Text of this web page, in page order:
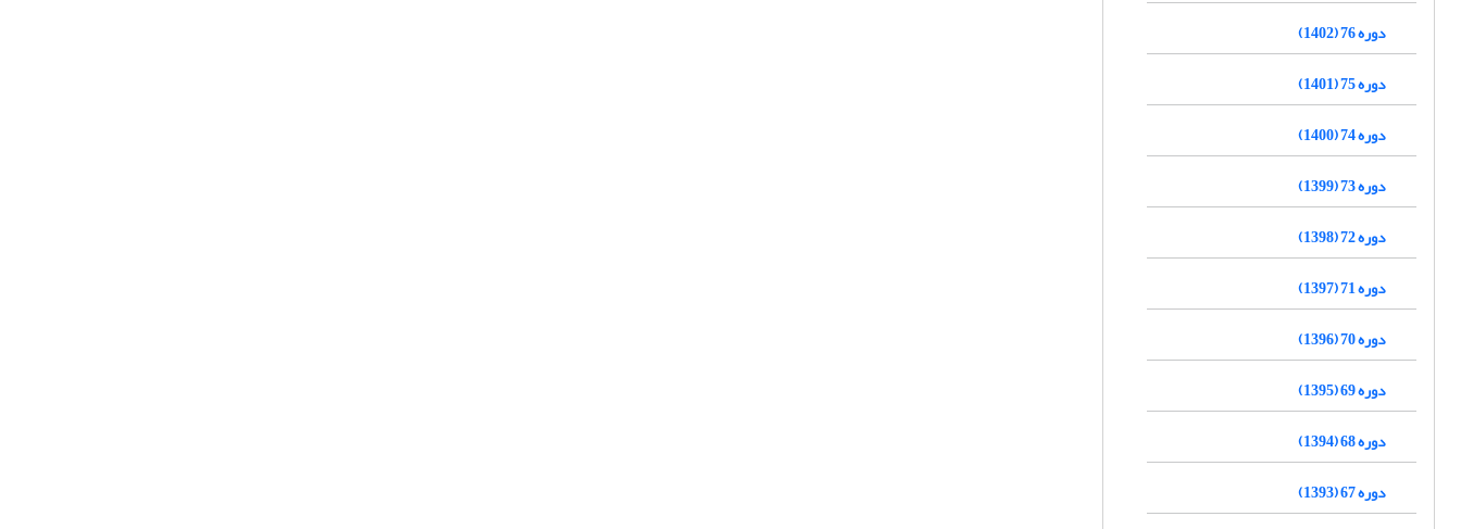
دوره 76 (1402)
دوره 75 (1401)
دوره 74 (1400)
دوره 73 (1399)
دوره 72 (1398)
دوره 71 (1397)
دوره 70 (1396)
دوره 69 (1395)
دوره 68 (1394)
دوره 67 (1393)